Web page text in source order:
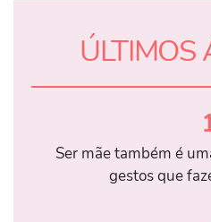
ÚLTIMOS
Ser mãe também é
gestos que